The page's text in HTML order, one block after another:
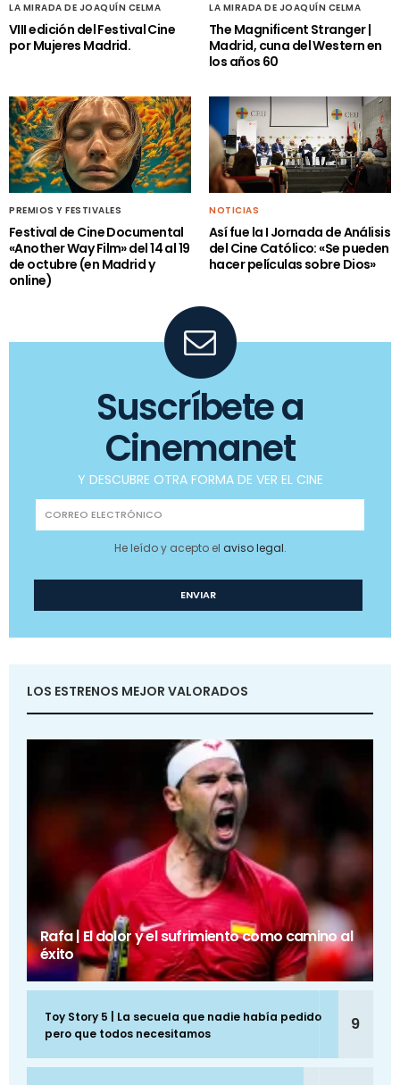
LA MIRADA DE JOAQUÍN CELMA
VIII edición del Festival Cine
por Mujeres Madrid.
LA MIRADA DE JOAQUÍN CELMA
The Magnificent Stranger |
Madrid, cuna del Western en
los años 60
PREMIOS Y FESTIVALES
Festival de Cine Documental
«Another Way Film» del 14 al 19
de octubre (en Madrid y
online)
NOTICIAS
Así fue la I Jornada de Análisis
del Cine Católico: «Se pueden
hacer películas sobre Dios»
Suscríbete a
Cinemanet
Y DESCUBRE OTRA FORMA DE VER EL CINE
He leído y acepto el aviso legal.
LOS ESTRENOS MEJOR VALORADOS
Rafa | El dolor y el sufrimiento como camino al
éxito
Toy Story 5 | La secuela que nadie había pedido
pero que todos necesitamos
9